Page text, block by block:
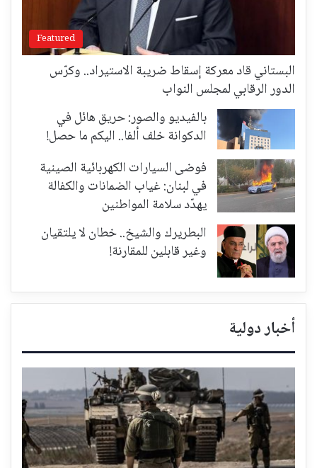
Featured
البستاني قاد معركة إسقاط ضريبة الاستيراد.. وكرّس
الدور الرقابي لمجلس النواب
بالفيديو والصور: حريق هائل في
الدكوانة خلف ألفا.. اليكم ما حصل!
فوضى السيارات الكهربائية الصينية
في لبنان: غياب الضمانات والكفالة
يهدّد سلامة المواطنين
البطريرك والشيخ.. خطان لا يلتقيان
وغير قابلين للمقارنة!
أخبار دولية